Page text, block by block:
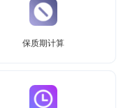
保质期计算